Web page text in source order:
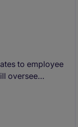
intelligence
to employee
oversee
role demands
stakeholders